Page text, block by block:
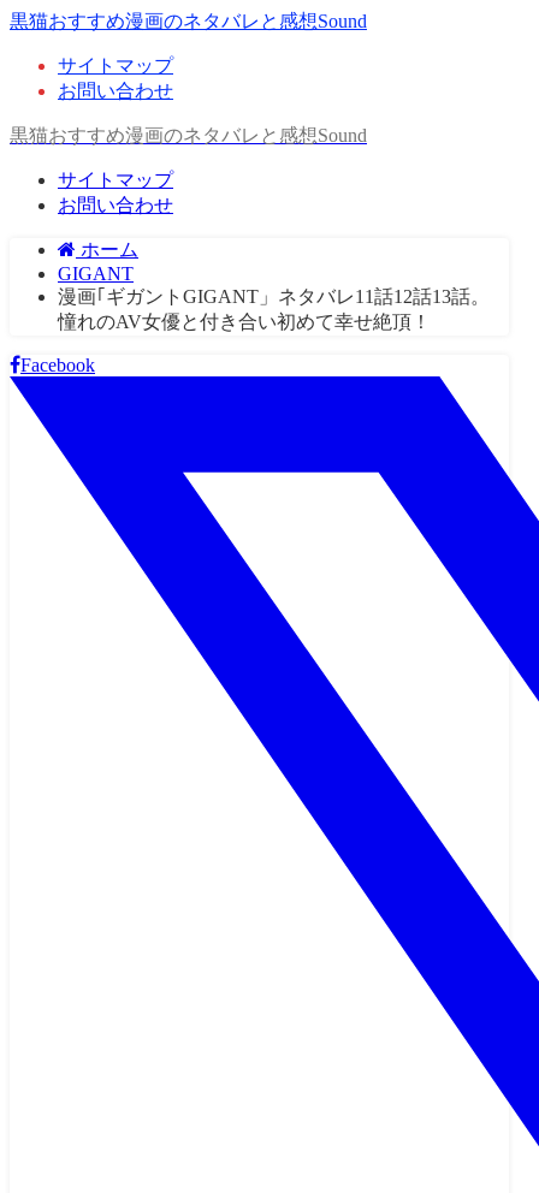
黒猫おすすめ漫画のネタバレと感想Sound
サイトマップ
お問い合わせ
黒猫おすすめ漫画のネタバレと感想Sound
サイトマップ
お問い合わせ
ホーム
GIGANT
漫画｢ギガントGIGANT」ネタバレ11話12話13話。
憧れのAV女優と付き合い初めて幸せ絶頂！
Facebook